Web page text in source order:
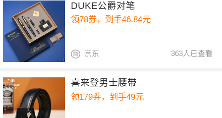
DUKE公爵对笔
领78券，到手46.84元
363人已查看
京东
喜来登男士腰带
领179券，到手49元